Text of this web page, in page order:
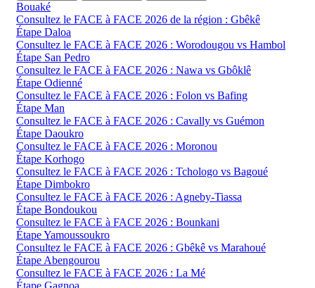
Bouaké
Consultez le FACE à FACE 2026 de la région : Gbêkê
Étape Daloa
Consultez le FACE à FACE 2026 : Worodougou vs Hambol
Étape San Pedro
Consultez le FACE à FACE 2026 : Nawa vs Gbôklê
Étape Odienné
Consultez le FACE à FACE 2026 : Folon vs Bafing
Étape Man
Consultez le FACE à FACE 2026 : Cavally vs Guémon
Étape Daoukro
Consultez le FACE à FACE 2026 : Moronou
Étape Korhogo
Consultez le FACE à FACE 2026 : Tchologo vs Bagoué
Étape Dimbokro
Consultez le FACE à FACE 2026 : Agneby-Tiassa
Étape Bondoukou
Consultez le FACE à FACE 2026 : Bounkani
Étape Yamoussoukro
Consultez le FACE à FACE 2026 : Gbêkê vs Marahoué
Étape Abengourou
Consultez le FACE à FACE 2026 : La Mé
Étape Gagnoa